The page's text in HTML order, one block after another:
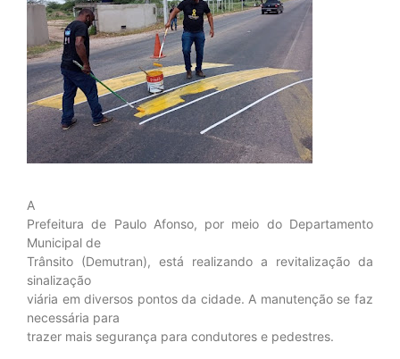
A
Prefeitura de Paulo Afonso, por meio do Departamento
Municipal de
Trânsito (Demutran), está realizando a revitalização da
sinalização
viária em diversos pontos da cidade. A manutenção se faz
necessária para
trazer mais segurança para condutores e pedestres.